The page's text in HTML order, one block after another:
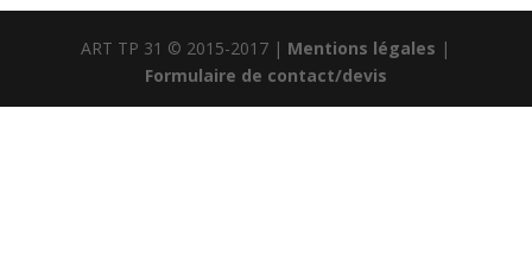
ART TP 31 © 2015-2017 | Mentions légales |
Formulaire de contact/devis